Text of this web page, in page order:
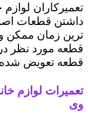
تعمیرکاران
داشتن قطعات
ترین زمان ممکن
قطعه مورد نظر در
قطعه تعویض شده
تعمیرات لوازم
وی